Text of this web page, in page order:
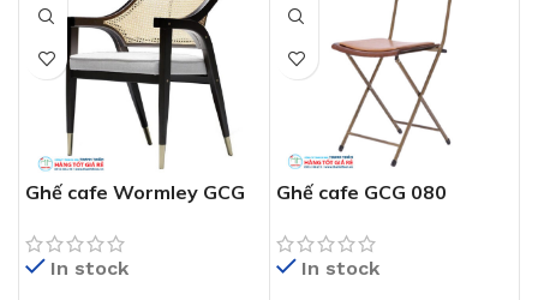
Ghế cafe Wormley GCG
In stock
Ghế cafe GCG 080
In stock